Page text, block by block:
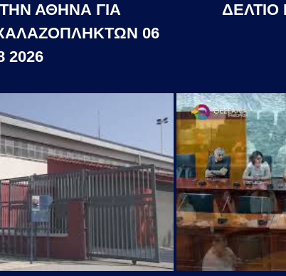
ΑΘΗΝΑ ΓΙΑ
06
2026
ΔΕΛΤΙΟ